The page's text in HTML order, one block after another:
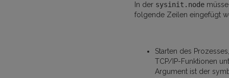
In der sysinit.node
folgende Zeilen eingefügt
Starten des
TCP/IP-Funktionen
Argument ist der